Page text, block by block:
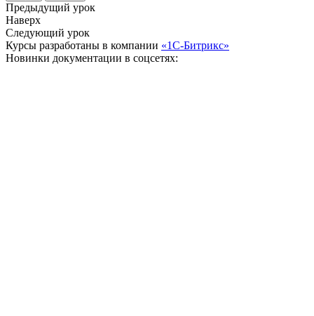
Предыдущий урок
Наверх
Следующий урок
Курсы разработаны в компании «1С-Битрикс»
Новинки документации в соцсетях: